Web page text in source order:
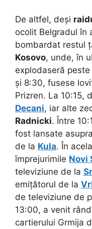
De altfel, deși
ocolit Belgradul în
bombardat restul
Kosovo, unde, în
explodaseră peste
și 8:30, fusese
Prizren. La 10:15,
Decani, iar alte
Radnicki. Între
fost lansate
de la Kula. În
împrejurimile Novi
televiziune de la
emițătorul de la
de televiziune de
13:00, a venit
cartierului Grmija